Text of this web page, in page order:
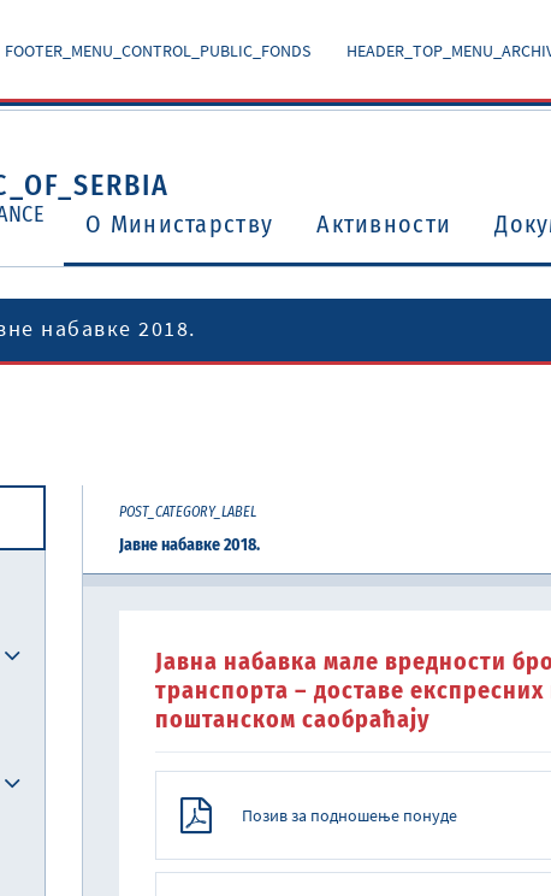
FOOTER_MENU_CONTROL_PUBLIC_FONDS
O Министарству Активности
набавке 2018.
POST_CATEGORY_LABEL
Јавне набавке 2018.
Јавна набавка мале вредности
транспорта – доставе
поштанском саобраћају
Позив за подношење понуде